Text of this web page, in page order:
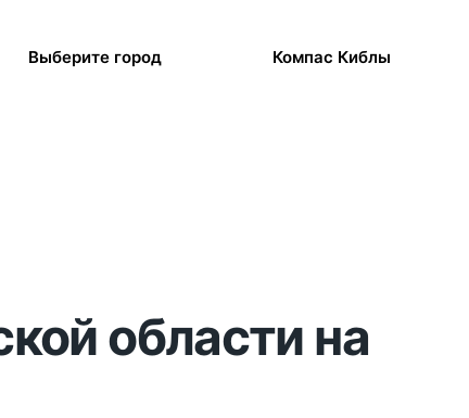
Выберите город Компас Киблы
области на